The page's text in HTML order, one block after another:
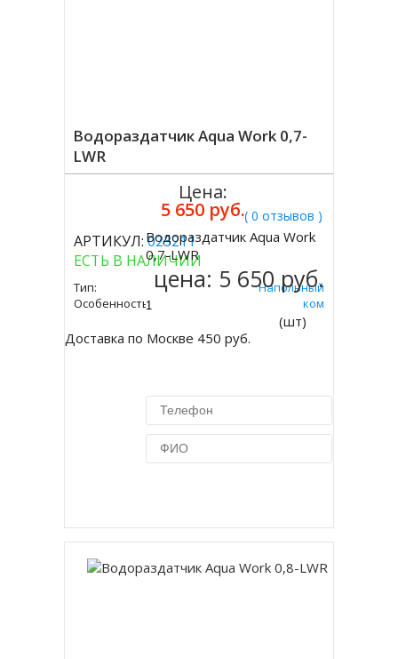
Водораздатчик Aqua Work 0,7-
LWR
( 0 отзывов )
АРТИКУЛ:023211
ЕСТЬ В НАЛИЧИИ
Тип:
Напольный
Особенность:
Со Шкафчиком
Доставка по Москве 450 руб.
Цена:
5 650 руб.
Купить
Водораздатчик Aqua Work
0,7-LWR
цена: 5 650 руб.
(шт)